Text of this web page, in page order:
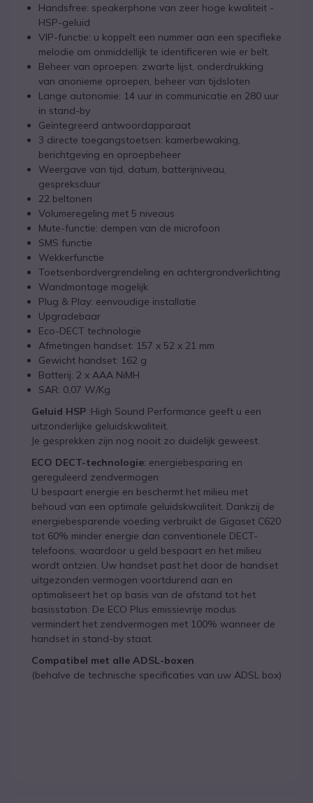
Handsfree: speakerphone van zeer hoge kwaliteit -
HSP-geluid
VIP-functie: u koppelt een nummer aan een specifieke
melodie om onmiddellijk te identificeren wie er belt.
Beheer van oproepen: zwarte lijst, onderdrukking
van anonieme oproepen, beheer van tijdsloten
Lange autonomie: 14 uur in communicatie en 280 uur
in stand-by
Geïntegreerd antwoordapparaat
3 directe toegangstoetsen: kamerbewaking,
berichtgeving en oproepbeheer
Weergave van tijd, datum, batterijniveau,
gespreksduur
22 beltonen
Volumeregeling met 5 niveaus
Mute-functie: dempen van de microfoon
SMS functie
Wekkerfunctie
Toetsenbordvergrendeling en achtergrondverlichting
Wandmontage mogelijk
Plug & Play: eenvoudige installatie
Upgradebaar
Eco-DECT technologie
Afmetingen handset: 157 x 52 x 21 mm
Gewicht handset: 162 g
Batterij: 2 x AAA NiMH
SAR: 0,07 W/Kg
Geluid HSP :High Sound Performance geeft u een
uitzonderlijke geluidskwaliteit.
Je gesprekken zijn nog nooit zo duidelijk geweest.
ECO DECT-technologie: energiebesparing en
gereguleerd zendvermogen
U bespaart energie en beschermt het milieu met
behoud van een optimale geluidskwaliteit. Dankzij de
energiebesparende voeding verbruikt de Gigaset C620
tot 60% minder energie dan conventionele DECT-
telefoons, waardoor u geld bespaart en het milieu
wordt ontzien. Uw handset past het door de handset
uitgezonden vermogen voortdurend aan en
optimaliseert het op basis van de afstand tot het
basisstation. De ECO Plus emissievrije modus
vermindert het zendvermogen met 100% wanneer de
handset in stand-by staat.
Compatibel met alle ADSL-boxen
(behalve de technische specificaties van uw ADSL box)